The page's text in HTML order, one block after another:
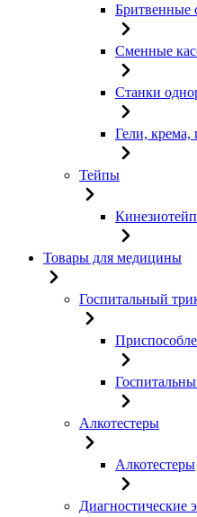
Бритвенные
Сменные
Станки
Гели, крема,
Тейпы
Товары для медицины
Госпитальный
Алкотестеры
Алкотестеры
Диагностические